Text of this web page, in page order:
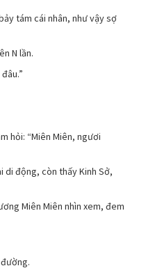
tám cái nhân, như vậy sợ
N lần.
hỏi: “Miên Miên, ngươi
di động, còn thấy Kinh Sở,
Miên Miên nhìn xem, đem